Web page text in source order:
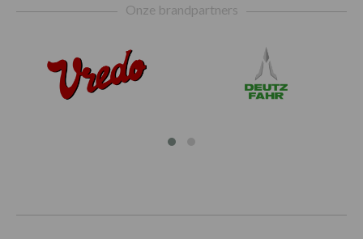
Onze brandpartners